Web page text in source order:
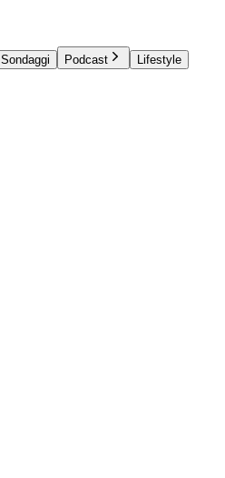
Sondaggi Podcast
Lifestyle